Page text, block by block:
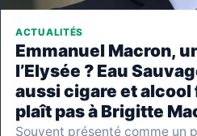
ACTUALITÉS
Emmanuel Macron,
l’Elysée ? Eau
aussi cigare et alcool
plaît pas à Brigitte
Souvent présenté comme un